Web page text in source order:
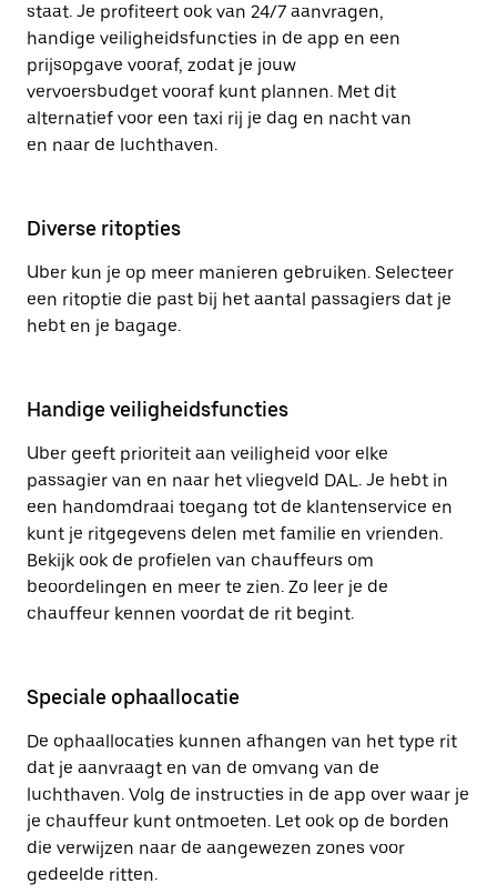
staat. Je profiteert ook van 24/7 aanvragen,
handige veiligheidsfuncties in de app en een
prijsopgave vooraf, zodat je jouw
vervoersbudget vooraf kunt plannen. Met dit
alternatief voor een taxi rij je dag en nacht van
en naar de luchthaven.
Diverse ritopties
Uber kun je op meer manieren gebruiken. Selecteer
een ritoptie die past bij het aantal passagiers dat je
hebt en je bagage.
Handige veiligheidsfuncties
Uber geeft prioriteit aan veiligheid voor elke
passagier van en naar het vliegveld DAL. Je hebt in
een handomdraai toegang tot de klantenservice en
kunt je ritgegevens delen met familie en vrienden.
Bekijk ook de profielen van chauffeurs om
beoordelingen en meer te zien. Zo leer je de
chauffeur kennen voordat de rit begint.
Speciale ophaallocatie
De ophaallocaties kunnen afhangen van het type rit
dat je aanvraagt en van de omvang van de
luchthaven. Volg de instructies in de app over waar je
je chauffeur kunt ontmoeten. Let ook op de borden
die verwijzen naar de aangewezen zones voor
gedeelde ritten.